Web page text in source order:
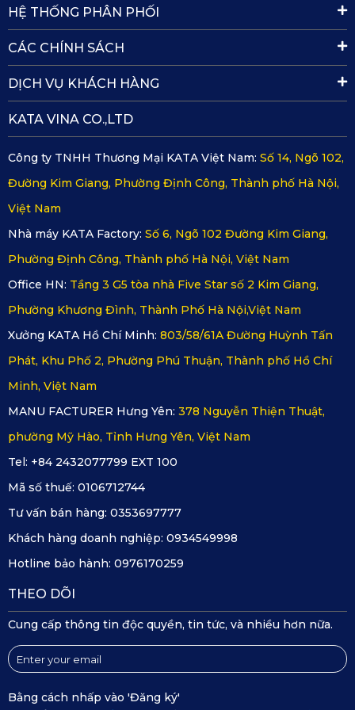
Thảm sàn ô tô 360 Renault Kiger của KATA chất lượng
Khả năng chống thấm vượt trội của thảm giúp hạn chế tối đa
tình trạng ẩm mốc, trong khi tính năng kháng khuẩn sẽ bảo
vệ khoang xe khỏi vi khuẩn và vi sinh có hại. Thêm vào đó,
với độ vừa vặn hoàn hảo và vẻ ngoài cao cấp, thảm còn góp
phần nâng cao giá trị tổng thể của xe. Nếu bạn dự định bán
lại xe trong tương lai, một nội thất sạch sẽ, được chăm chút
kỹ càng sẽ là điểm cộng lớn giúp thu hút người mua.
Thảm sàn 360 còn giúp bạn tiết kiệm thời gian vệ sinh nội
thất, hạn chế tình trạng rơi vãi thức ăn, nước uống hoặc bụi
bẩn từ giày dép khi ra vào xe. Đây là một khoản đầu tư nhỏ
nhưng đem lại lợi ích lâu dài cả về thẩm mỹ lẫn giá trị sử
4. Tổng Kết
thiếu nếu bạn mong muốn không gian nội thất xe luôn sạch
HỆ THỐNG PHÂN PHỐI
CÁC CHÍNH SÁCH
DỊCH VỤ KHÁCH HÀNG
KATA VINA CO.,LTD
Công ty TNHH Thương Mại KATA Việt Nam: Số 14, Ngõ 102,
Đường Kim Giang, Phường Định Công, Thành phố Hà Nội,
Việt Nam
Nhà máy KATA Factory: Số 6, Ngõ 102 Đường Kim Giang,
Phường Định Công, Thành phố Hà Nội, Việt Nam
Office HN: Tầng 3 G5 tòa nhà Five Star số 2 Kim Giang,
Phường Khương Đình, Thành Phố Hà Nội,Việt Nam
Xưởng KATA Hồ Chí Minh: 803/58/61A Đường Huỳnh Tấn
Phát, Khu Phố 2, Phường Phú Thuận, Thành phố Hồ Chí
Minh, Việt Nam
MANU FACTURER Hưng Yên: 378 Nguyễn Thiện Thuật,
phường Mỹ Hào, Tỉnh Hưng Yên, Việt Nam
Tel: +84 2432077799 EXT 100
Mã số thuế: 0106712744
Tư vấn bán hàng: 0353697777
Khách hàng doanh nghiệp: 0934549998
Hotline bảo hành: 0976170259
THEO DÕI
Cung cấp thông tin độc quyền, tin tức, và nhiều hơn nữa.
Bằng cách nhấp vào 'Đăng ký'